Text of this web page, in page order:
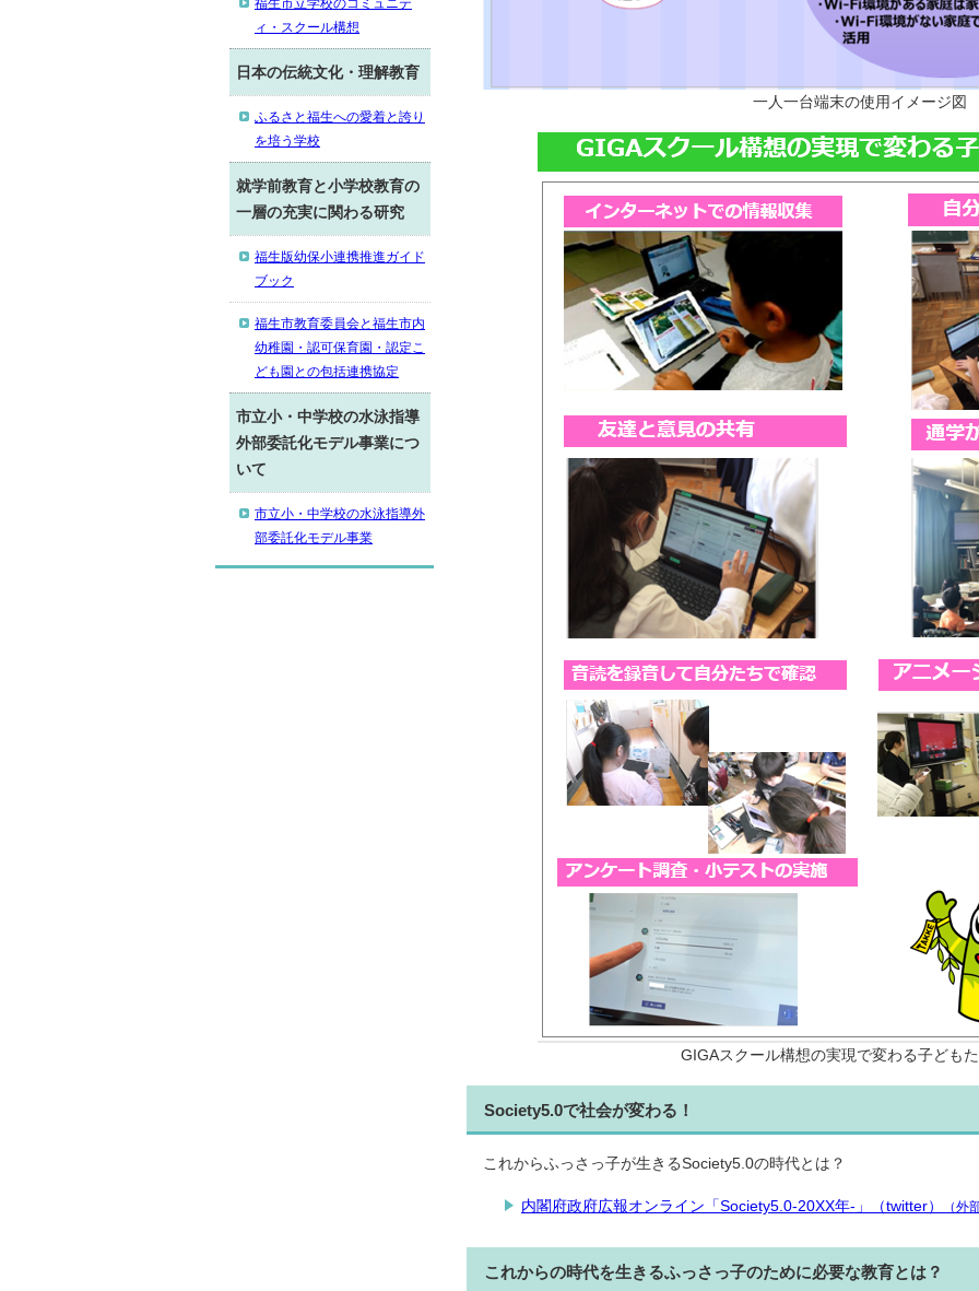
一人一台端末の使用イメージ図
GIGAスクール構想の実現で変わる子ども
Society5.0で社会が変わる！
これからふっさっ子が生きるSociety5.0の時代とは？
内閣府政府広報オンライン「Society5.0-20XX年-」（twitter） （外
これからの時代を生きるふっさっ子のために必要な教育とは？
福生市立学校のコミュニテ
ィ・スクール構想
日本の伝統文化・理解教育
ふるさと福生への愛着と誇り
を培う学校
就学前教育と小学校教育の
一層の充実に関わる研究
福生版幼保小連携推進ガイド
ブック
福生市教育委員会と福生市内
幼稚園・認可保育園・認定こ
ども園との包括連携協定
市立小・中学校の水泳指導
外部委託化モデル事業につ
いて
市立小・中学校の水泳指導外
部委託化モデル事業